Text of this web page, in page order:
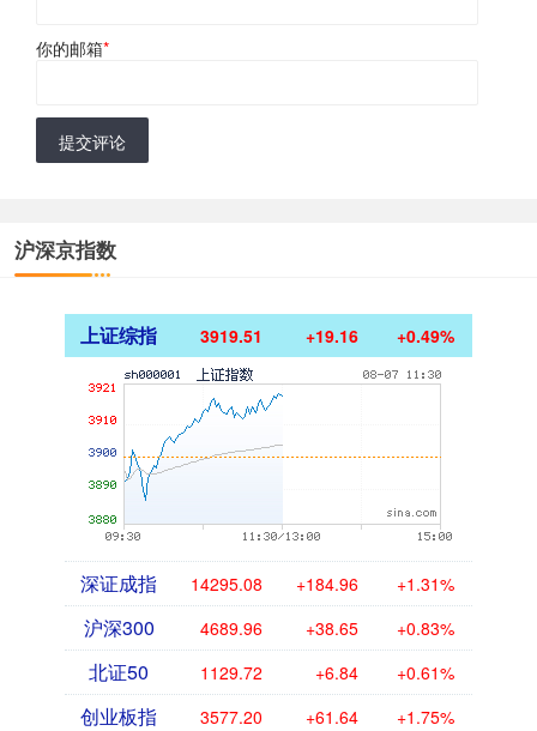
你的邮箱*
提交评论
沪深京指数
上证综指 3919.51 +19.16 +0.49%
深证成指 14295.08 +184.96 +1.31%
沪深300 4689.96 +38.65 +0.83%
北证50 1129.72 +6.84 +0.61%
创业板指 3577.20 +61.64 +1.75%